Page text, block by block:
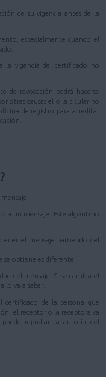
de su vigencia antes de la
especialmente cuando el
la vigencia del certificado no
de revocación podrá hacerse
otras causas el o la titular no
de registro para acreditar
a un mensaje. Este algoritmo
el mensaje partiendo del
se obtiene es diferente.
del mensaje. Si se cambia el
lo va a saber.
certificado de la persona que
el receptor o la receptora va
repudiar la autoría del